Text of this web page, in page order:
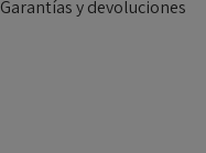
Garantías y devoluciones